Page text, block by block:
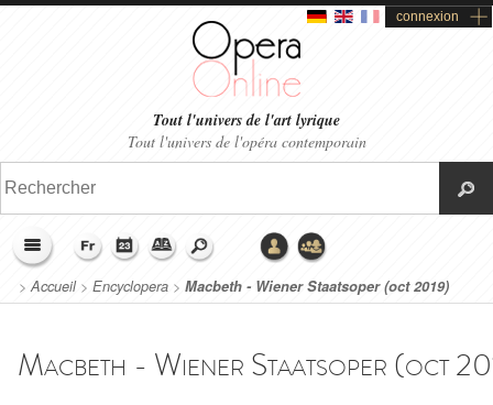
connexion
Tout l'univers de l'art lyrique
Tout l'univers de l'opéra contemporain
>Accueil> Encyclopera > Macbeth - Wiener Staatsoper (oct 2019)